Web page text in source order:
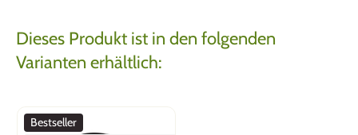
Dieses Produkt ist in den folgenden
Varianten erhältlich:
Bestseller